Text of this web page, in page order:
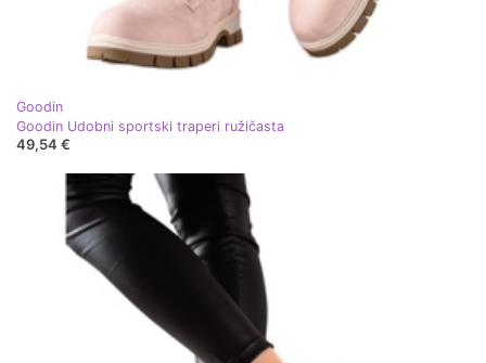
Goodin
Goodin Udobni sportski traperi ružičasta
49,54 €